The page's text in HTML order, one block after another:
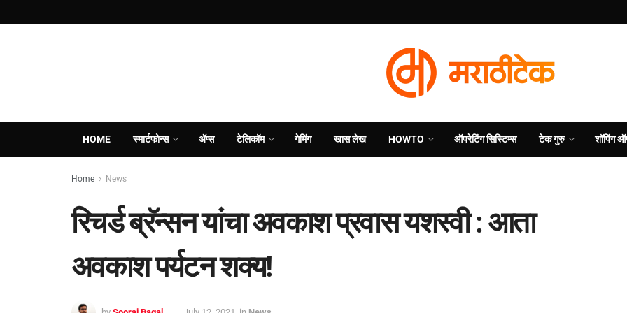
HOME स्मार्टफोन्स ॲप्स टेलिकॉम गेमिंग खास लेख HOWTO ऑपरेटिंग सिस्टिम्स टेक गुरु शॉपिंग
Home News
रिचर्ड ब्रॅन्सन यांचा अवकाश प्रवास यशस्वी : आता
अवकाश पर्यटन शक्य!